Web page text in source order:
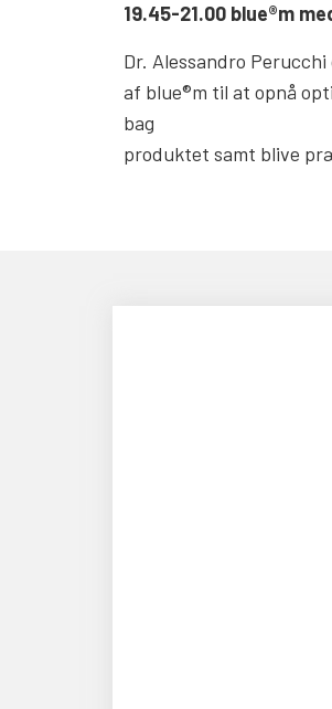
19.45-21.00 blue®m
Dr. Alessandro
af blue®m til at opnå
bag
produktet samt blive